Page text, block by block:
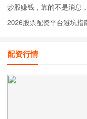
炒股赚钱，靠的不是消息
2026股票配资平台避坑指
配资行情